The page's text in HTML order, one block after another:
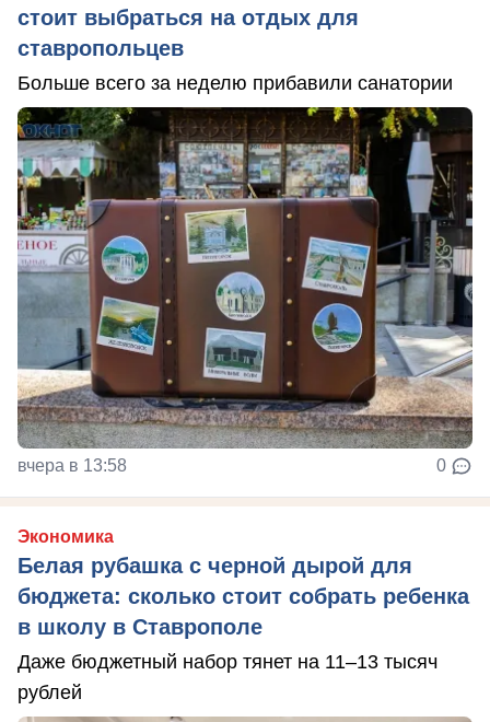
стоит выбраться на отдых для
ставропольцев
Больше всего за неделю прибавили санатории
вчера в 13:58 0
Экономика
Белая рубашка с черной дырой для
бюджета: сколько стоит собрать ребенка
в школу в Ставрополе
Даже бюджетный набор тянет на 11–13 тысяч
рублей